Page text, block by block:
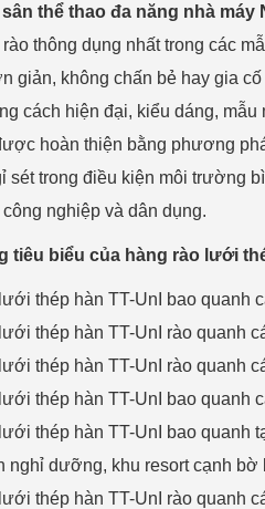
sân thể thao đa năng nhà máy
rào thông dụng nhất trong các
giản, không chấn bẻ hay gia
cách hiện đại, kiểu dáng,
hoàn thiện bằng phương
sét trong điều kiện môi trường
nghiệp và dân dụng.
tiêu biểu của hàng rào lưới
thép hàn TT-UnI bao quanh
thép hàn TT-UnI rào quanh
thép hàn TT-UnI rào quanh
thép hàn TT-UnI bao quanh
thép hàn TT-UnI bao quanh
nghỉ dưỡng, khu resort cạnh bờ
thép hàn TT-UnI rào quanh